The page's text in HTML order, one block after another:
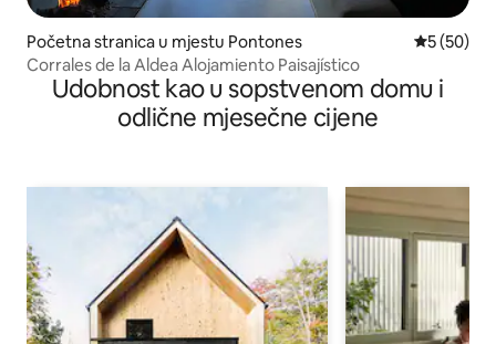
Početna stranica u mjestu Pontones prosječna
5 (50)
Corrales de la Aldea Alojamiento Paisajístico
Udobnost kao u sopstvenom domu i
odlične mjesečne cijene